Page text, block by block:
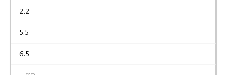
2.2
5.5
6.5